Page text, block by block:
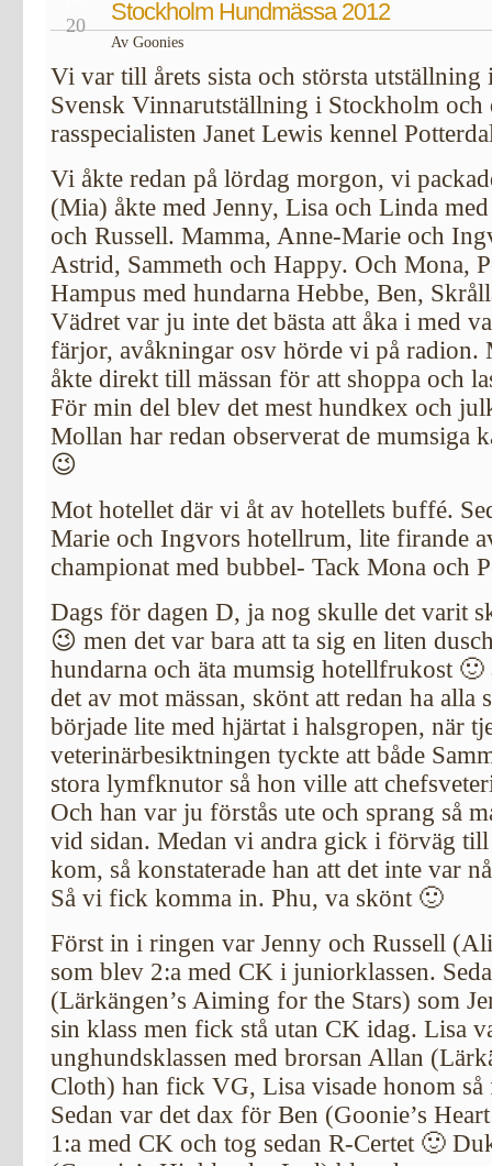
20 Stockholm Hundmässa 2012
Av Goonies
Vi var till årets sista och största
Svensk Vinnarutställning i Stockholm och
rasspecialisten Janet Lewis kennel
Vi åkte redan på lördag morgon, vi
(Mia) åkte med Jenny, Lisa och Linda
och Russell. Mamma, Anne-Marie och
Astrid, Sammeth och Happy. Och Mona,
Hampus med hundarna Hebbe, Ben,
Vädret var ju inte det bästa att åka i med
färjor, avåkningar osv hörde vi på radion.
åkte direkt till mässan för att shoppa och
För min del blev det mest hundkex och
Mollan har redan observerat de mumsiga
😉
Mot hotellet där vi åt av hotellets buffé.
Marie och Ingvors hotellrum, lite firande
championat med bubbel- Tack Mona och
Dags för dagen D, ja nog skulle det varit
😉 men det var bara att ta sig en liten
hundarna och äta mumsig hotellfrukost
det av mot mässan, skönt att redan ha alla
började lite med hjärtat i halsgropen, när
veterinärbesiktningen tyckte att både
stora lymfknutor så hon ville att
Och han var ju förstås ute och sprang så
vid sidan. Medan vi andra gick i förväg
kom, så konstaterade han att det inte var
Så vi fick komma in. Phu, va skönt 🙂
Först in i ringen var Jenny och Russell
som blev 2:a med CK i juniorklassen.
(Lärkängen’s Aiming for the Stars) som
sin klass men fick stå utan CK idag. Lisa
unghundsklassen med brorsan Allan
Cloth) han fick VG, Lisa visade honom
Sedan var det dax för Ben (Goonie’s
1:a med CK och tog sedan R-Certet 🙂